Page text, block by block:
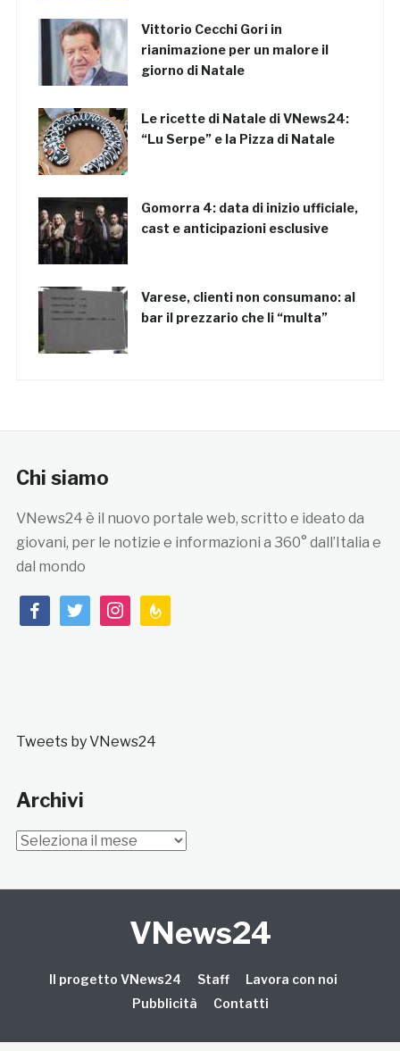
Vittorio Cecchi Gori in
rianimazione per un malore il
giorno di Natale
Le ricette di Natale di VNews24:
“Lu Serpe” e la Pizza di Natale
Gomorra 4: data di inizio ufficiale,
cast e anticipazioni esclusive
Varese, clienti non consumano: al
bar il prezzario che li “multa”
Chi siamo
VNews24 è il nuovo portale web, scritto e ideato da
giovani, per le notizie e informazioni a 360° dall’Italia e
dal mondo
facebooktwitterinstagramfeedburner
Tweets by VNews24
Archivi
Archivi
VNews24
Il progetto VNews24 Staff
Lavora con noi
Pubblicità
Contatti